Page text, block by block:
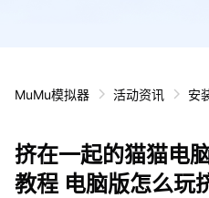
MuMu模拟器 活动资讯 安
挤在一起的猫猫电
教程 电脑版怎么玩